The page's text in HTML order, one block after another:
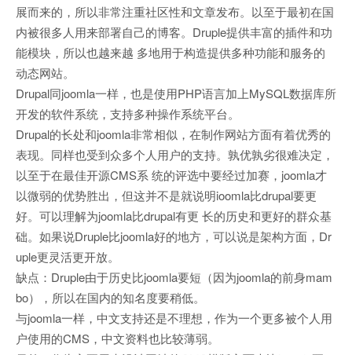
展而来的，所以非常注重社区性和文章发布。以至于最初在国
内被很多人用来部署自己的博客。Druple提供丰富的插件和功
能模块，所以也越来越 多地用于构造提供多种功能和服务的
动态网站。
Drupal同joomla一样，也是使用PHP语言加上MySQL数据库所
开发的软件系统，支持多种操作系统平台。
Drupal的长处和joomla非常相似，在制作网站方面有着优秀的
表现。同样也受到众多个人用户的支持。孰优孰劣很难决定，
以至于在最佳开源CMS系 统的评选中要经过加赛，joomla才
以微弱的优势胜出，但这并不是就说明ioomla比drupal要更
好。可以理解为joomla比drupal有更 长的历史和更好的群众基
础。如果说Druple比joomla好的地方，可以说是架构方面，Dr
uple更灵活更开放。
缺点：Druple由于历史比joomla要短（因为joomla的前身mam
bo），所以在国内的知名度要稍低。
与joomla一样，中文支持还是不理想，作为一个更多被个人用
户使用的CMS，中文资料也比较薄弱。